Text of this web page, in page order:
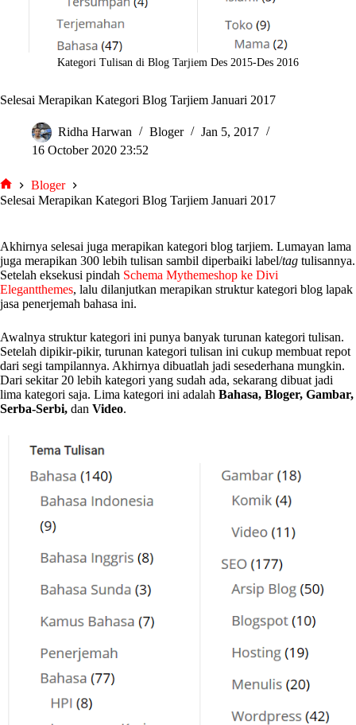
Kategori Tulisan di Blog Tarjiem Des 2015-Des 2016
Selesai Merapikan Kategori Blog Tarjiem Januari 2017
Ridha Harwan Bloger
Jan 5, 2017
16 October 2020 23:52
tarjiem
Bloger
Selesai Merapikan Kategori Blog Tarjiem Januari 2017
Akhirnya selesai juga merapikan kategori blog tarjiem. Lumayan lama
juga merapikan 300 lebih tulisan sambil diperbaiki label/tag tulisannya.
Setelah eksekusi pindah Schema Mythemeshop ke Divi
Elegantthemes, lalu dilanjutkan merapikan struktur kategori blog lapak
jasa penerjemah bahasa ini.
Awalnya struktur kategori ini punya banyak turunan kategori tulisan.
Setelah dipikir-pikir, turunan kategori tulisan ini cukup membuat repot
dari segi tampilannya. Akhirnya dibuatlah jadi sesederhana mungkin.
Dari sekitar 20 lebih kategori yang sudah ada, sekarang dibuat jadi
lima kategori saja. Lima kategori ini adalah Bahasa, Bloger, Gambar,
Serba-Serbi, dan Video.